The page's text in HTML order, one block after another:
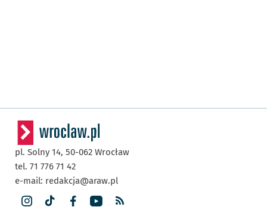
pl. Solny 14, 50-062 Wrocław
tel. 71 776 71 42
e-mail: redakcja@araw.pl